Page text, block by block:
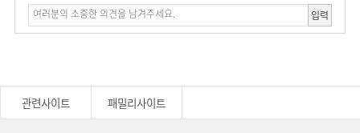
입력
관련사이트 패밀리사이트